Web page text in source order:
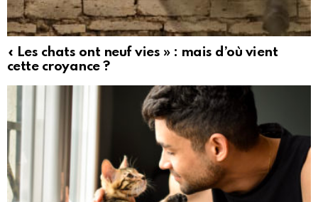
« Les chats ont neuf vies » : mais d’où vient
cette croyance ?